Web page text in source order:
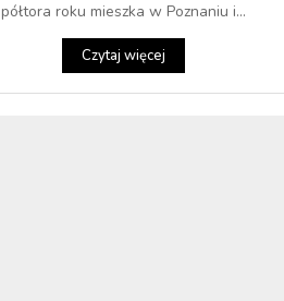
półtora roku mieszka w Poznaniu i...
Czytaj więcej